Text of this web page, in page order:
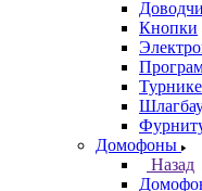
Кнопки
Домофоны
Назад